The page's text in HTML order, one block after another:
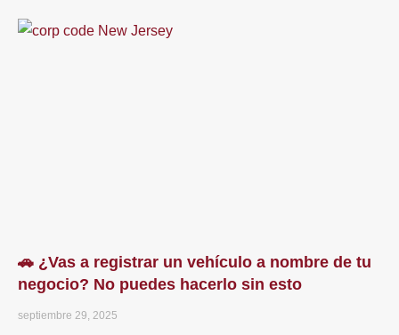
🚗 ¿Vas a registrar un vehículo a nombre de tu
negocio? No puedes hacerlo sin esto
septiembre 29, 2025